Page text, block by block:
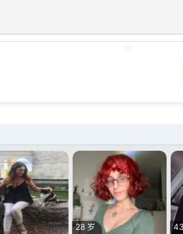
28 岁